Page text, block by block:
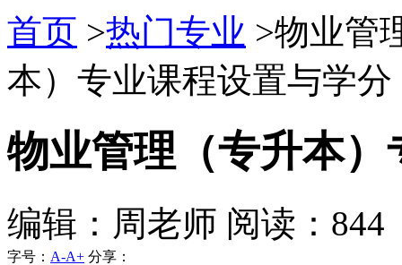
首页 >热门专业 >物业管
本）专业课程设置与学分
物业管理（专升本
编辑：周老师 阅读：844
字号： A-A+ 分享：